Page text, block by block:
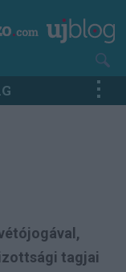
tagjai